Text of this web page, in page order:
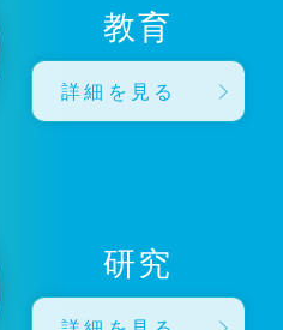
教育
詳細を見る
研究